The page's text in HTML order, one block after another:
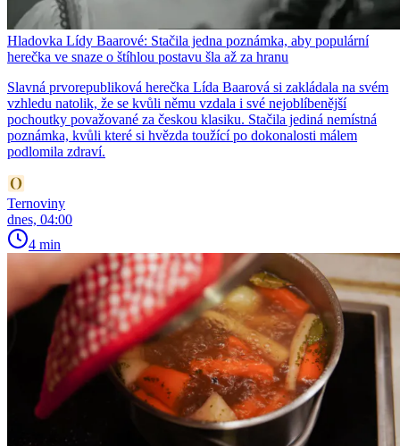
Hladovka Lídy Baarové: Stačila jedna poznámka, aby populární
herečka ve snaze o štíhlou postavu šla až za hranu
Slavná prvorepubliková herečka Lída Baarová si zakládala na svém
vzhledu natolik, že se kvůli němu vzdala i své nejoblíbenější
pochoutky považované za českou klasiku. Stačila jediná nemístná
poznámka, kvůli které si hvězda toužící po dokonalosti málem
podlomila zdraví.
Ternoviny
dnes, 04:00
4 min